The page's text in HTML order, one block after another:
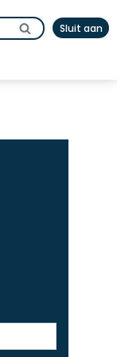
Sluit aan